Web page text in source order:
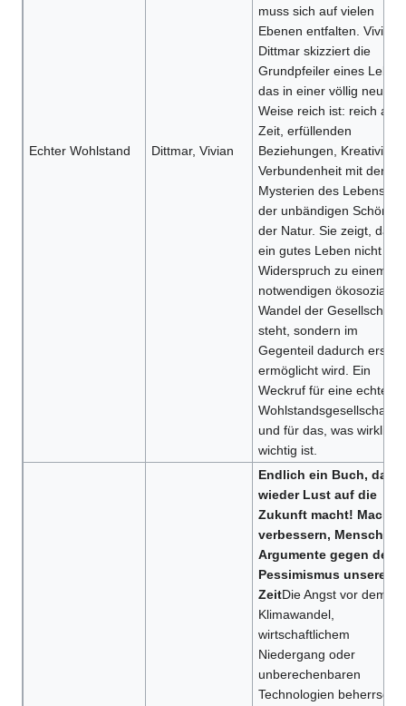
Echter Wohlstand Dittmar, Vivian
muss sich auf vielen
Ebenen entfalten. Vivian
Dittmar skizziert die
Grundpfeiler eines
das in einer völlig neuen
Weise reich ist: reich an
Zeit, erfüllenden
Beziehungen, Kreativität,
Verbundenheit mit den
Mysterien des Lebens
der unbändigen
der Natur. Sie zeigt, dass
ein gutes Leben nicht im
Widerspruch zu einem
notwendigen ökosozialen
Wandel der Gesellschaft
steht, sondern im
Gegenteil dadurch erst
ermöglicht wird. Ein
Weckruf für eine echte
Wohlstandsgesellschaft
und für das, was wirklich
wichtig ist.
Endlich ein Buch, das
wieder Lust auf die
Zukunft macht!
verbessern,
Argumente gegen den
Pessimismus unserer
ZeitDie Angst vor dem
Klimawandel,
wirtschaftlichem
Niedergang oder
unberechenbaren
Technologien beherrscht